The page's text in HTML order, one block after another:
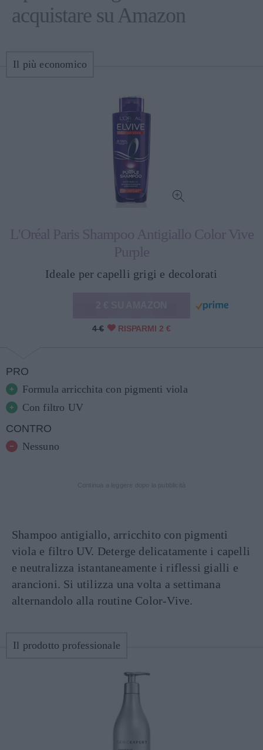
acquistare su Amazon
Il più economico
L'Oréal Paris Shampoo Antigiallo Color Vive
Purple
Ideale per capelli grigi e decolorati
4 € RISPARMI 2 €
PRO
Formula arricchita con pigmenti viola
Con filtro UV
CONTRO
Nessuno
Shampoo antigiallo, arricchito con pigmenti
viola e filtro UV. Deterge delicatamente i capelli
e neutralizza istantaneamente i riflessi gialli e
arancioni. Si utilizza una volta a settimana
alternandolo alla routine Color-Vive.
Il prodotto professionale